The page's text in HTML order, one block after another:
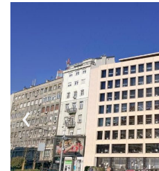
‹